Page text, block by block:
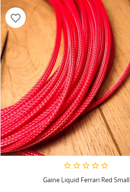
Gaine Liquid Ferrari Red Small
favorite_border